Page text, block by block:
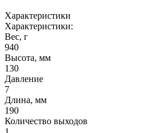
Характеристики
Характеристики:
Вес, г
940
Высота, мм
130
Давление
7
Длина, мм
190
Количество выходов